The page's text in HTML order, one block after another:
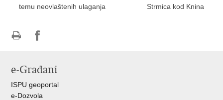
temu neovlaštenih ulaganja
Strmica kod Knina
FacebookuTwitteru
e-Građani
ISPU geoportal
e-Dozvola